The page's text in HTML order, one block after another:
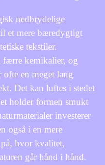
nedbrydelige
et mere bæredygtigt
tekstiler.
kemikalier, og
en meget lang
Det kan luftes i stedet
holder formen smukt
investerer
også i en mere
hvor kvalitet,
går hånd i hånd.